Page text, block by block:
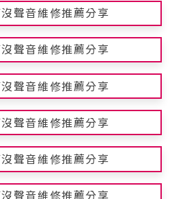
聲音維修推薦分享
聲音維修推薦分享
聲音維修推薦分享
聲音維修推薦分享
聲音維修推薦分享
聲音維修推薦分享